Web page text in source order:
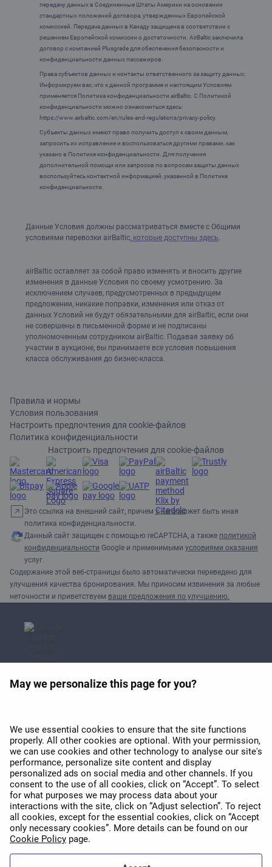
May we personalize this page for you?
We use essential cookies to ensure that the site functions
properly. All other cookies are optional. With your permission,
we can use cookies and other technology to analyse our site's
performance, personalize site content and display
personalized ads on social media and other channels. If you
consent to the use of all cookies, click on “Accept”. To select
for what purposes we may process data about your
interactions with the site, click on “Adjust selection”. To reject
all cookies, except for the essential cookies, click on “Accept
only necessary cookies”. More details can be found on our
Cookie Policy page.
передачу данных в Соединенные Штаты Америки на основании
стандартных положений договора, утвержденных Европейской
комиссией. Передача данных в Канаду защищена в соответствии с
решением Европейской комиссии о достаточности. AirBaltic заключила
договор с компанией Plusgrade для обеспечения безопасности и
конфиденциальности данных пассажиров.
Права субъектов данных и контакты ответственного за защиту данных:
Информируем вас, что к данной программе и настоящим Условиям
применяется Политика конфиденциальности airBaltic. С Политикой
конфиденциальности можно ознакомиться здесь:
https://www.airbaltic.com/en/rules-and-regulations/privacy-policy.
Субъекты данных имеют право получить доступ к своим данным,
запросить их исправление и воспользоваться другими правами, как
указано в Политике конфиденциальности. Для получения
дополнительной помощи или запросов по вопросам защиты данных
воспользуйтесь контактной информацией, указанной в Политике
конфиденциальности.
Данные Условия должны рассматриваться вместе с Общими
условиями перевозки airBaltic, которые доступны здесь.
airBaltic оставляет за собой право изменять и вносить другие
изменения в данные Условия по своему усмотрению. За
исключением случаев, предусмотренных в предыдущем
предложении, никакие поправки, изменения или отказ от
данных Условий не будут обязательными для airBaltic, если они
не совершены в письменной форме и не подписаны
уполномоченным сотрудником airBaltic. Подавая заявку об
участии в аукционе, вы принимаете все условия повышения
класса обслуживания до бизнес-класса.
Правила и нормы
Условия пользования
Настроить предпочтения для cookie-файлов
Политика конфиденциальности
Настроить предпочтения для cookie-файлов
Это ссылка на внешний сайт, причем у него может быть иная
политика конфиденциальности.
Данный сайт защищен с помощью reCAPTCHA, а также политикой
конфиденциальности Google и применимыми условиями оказания
услуг.
Содержание этой веб-страницы было автоматически переведено для
улучшения качества бронирования. Мы приносим извинения за любые
неточности и приветствуем ваши предложения по улучшению.
Премия APEX 2026 за
APEX 2026 Five Star Major
Airline Award
Премия Flyers' Choice 2025